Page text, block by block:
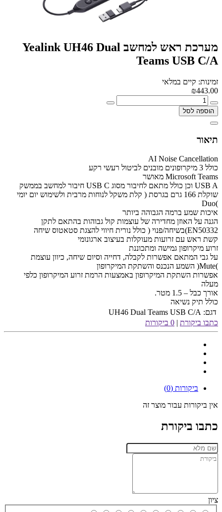
מערכת ראש למחשב Yealink UH46 Dual
Teams USB C/A
זמינות: קיים במלאי
₪443.00
הוספה לסל
תיאור
AI Noise Cancellation
כולל 3 מיקרופונים מובנים לביטול רעשי רקע
Microsoft Teams מאושר
USB A וכן כולל מתאם לחיבור מסוג USB C חיבור למחשב בממשק
שוקלת 166 גרם בגרסת ( קלת משקל לנוחות מרבית ולשימוש יום יומי
)Duo
איכות שמע ברמה הגבוהה ביותר
הגנה על האוזן מחדירה של עוצמות קול גבוהות בהתאם לתקן
EN50332)בשיחה/פנוי ( כולל נורית חיווי להצגת סטאטוס שיחה
קשת ראש עם זרועות מעוקלות בעיצוב ארגונומי
זרוע מיקרופון גמישה ומתכוננת
על גבי המתאם אפשרות לקבלה, דחייה וסיום שיחה, כיוון עוצמת
)Mute( השמע הנכנס והשתקת המיקרופון
אפשרות השתקת המיקרופון באמצעות הרמת זרוע המיקרופון כלפי
מעלה
אורך כבל – 1.5 מטר.
כולל תיק נשיאה
דגם: UH46 Dual Teams USB C/A
כתבו ביקורת | 0 ביקורות
ביקורות (0)
אין ביקורות עבור מוצר זה
כתבו ביקורת
ציון